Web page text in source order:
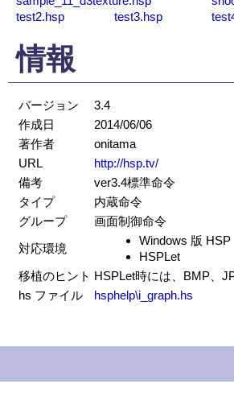
test2.hsp
test3.hsp
情報
バージョン
3.4
作成日
2014/06/06
著作者
onitama
URL
http://hsp.tv/
備考
ver3.4標準命令
タイプ
内蔵命令
グループ
画面制御命令
対応環境
Windows 版 HSP
HSPLet
移植のヒント HSPLet時には、BMP、
hs ファイル
hsphelp\i_graph.hs